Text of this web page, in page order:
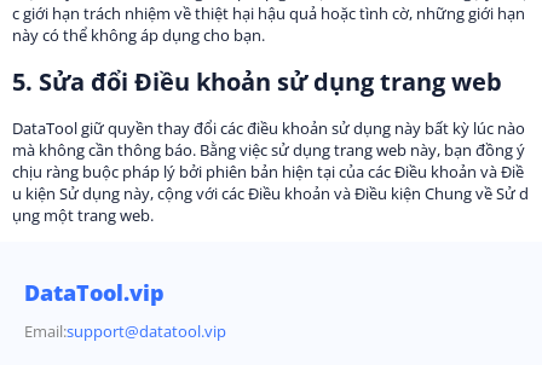
c giới hạn trách nhiệm về thiệt hại hậu quả hoặc tình cờ, những giới hạn
này có thể không áp dụng cho bạn.
5. Sửa đổi Điều khoản sử dụng trang web
DataTool giữ quyền thay đổi các điều khoản sử dụng này bất kỳ lúc nào
mà không cần thông báo. Bằng việc sử dụng trang web này, bạn đồng ý
chịu ràng buộc pháp lý bởi phiên bản hiện tại của các Điều khoản và Điề
u kiện Sử dụng này, cộng với các Điều khoản và Điều kiện Chung về Sử d
ụng một trang web.
DataTool.vip
Email:support@datatool.vip